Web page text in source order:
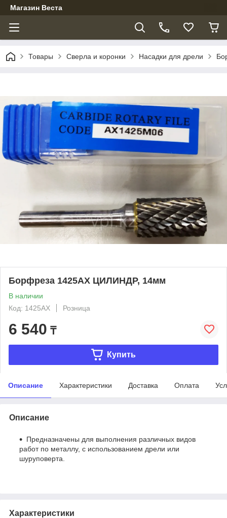
Магазин Веста
Товары Сверла и коронки Насадки для дрели
Борфреза 1425AX ЦИЛИНДР, 14мм
В наличии
Код: 1425AX
Розница
6 540 ₸
Купить
Описание Характеристики Доставка Оплата
Описание
Предназначены для выполнения различных видов
работ по металлу, с использованием дрели или
шуруповерта.
Характеристики